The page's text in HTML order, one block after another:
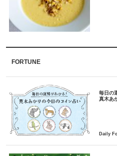
FORTUNE
毎日の